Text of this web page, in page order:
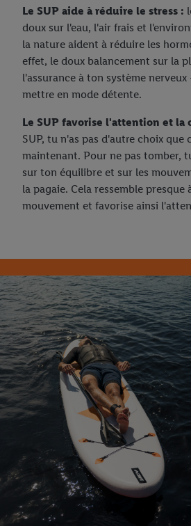
Le SUP aide à réduire le stress :
doux sur l'eau, l'air frais et
la nature aident à réduire les
effet, le doux balancement sur la
l'assurance à ton système
mettre en mode détente.
Le SUP favorise l'attention et la
SUP, tu n'as pas d'autre choix que
maintenant. Pour ne pas tomber,
sur ton équilibre et sur les
la pagaie. Cela ressemble
mouvement et favorise ainsi